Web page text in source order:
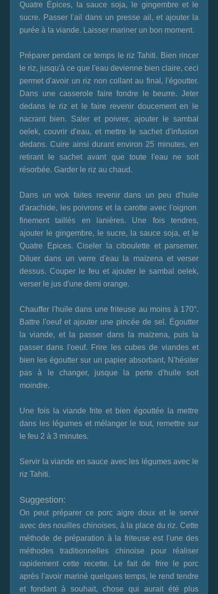
Quatre Épices, la sauce soja, le gingembre et le
sucre. Passer l'ail dans un presse ail, et ajouter la
purée à la viande. Laisser mariner un bon moment.
Préparer pendant ce temps le riz Tahiti. Bien rincer
le riz, jusqu'à ce que l'eau devienne bien claire, ceci
permet d'avoir un riz non collant au final, l'égoutter.
Dans une casserole faire fondre le beurre. Jeter
dedans le riz et le faire revenir doucement en le
nacrant bien. Saler et poivrer, ajouter le sambal
oelek, couvrir d'eau, et mettre le sachet d'infusion
dedans. Cuire ainsi durant environ 25 minutes, en
retirant le sachet avant que toute l'eau ne soit
résorbée. Garder le riz au chaud.
Dans un wok faites revenir dans un peu d'huile
d'arachide, les poivrons et la carotte avec l'oignon
finement taillés en lanières. Une fois tendres,
ajouter le gingembre, le sucre, la sauce soja, et le
Quatre Epices. Ciseler la ciboulette et parsemer.
Diluer dans un verre d'eau la maïzena et verser
dessus. Couper le feu et ajouter le sambal oelek,
verser le jus d'une demi orange.
Chauffer l'huile dans une friteuse au moins à 170°.
Battre l'oeuf et ajouter une pincée de sel. Égoutter
la viande, et la passer dans la maïzena, puis la
passer dans l'oeuf. Frire les cubes de viandes et
bien les égoutter sur un papier absorbant, N'hésiter
pas à le changer, jusque la perte d'huile soit
moindre.
Une fois la viande frite et bien égouttée la mettre
dans les légumes et mélanger le tout, remettre sur
le feu 2 à 3 minutes.
Servir la viande en sauce avec les légumes avec le
riz Tahiti.
Suggestion:
On peut préparer ce porc aigre doux et le servir
avec des nouilles chinoises, à la place du riz. Cette
méthode de préparation à la friteuse est l'une des
méthodes traditionnelles chinoise pour réaliser
rapidement cette recette. Le fait de frire le porc
après l'avoir mariné quelques temps, le rend tendre
et fondant à souhait, chose qui aurait été plus